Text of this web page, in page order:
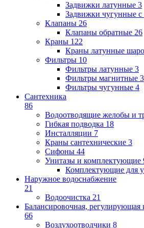
Задвижки латунные 3
Задвижки чугунные
Клапаны 26
Клапаны обратные 26
Краны 122
Краны латунные
Фильтры 10
Фильтры латунные 3
Фильтры магнитные 3
Фильтры чугунные 4
Сантехника
86
Водоотводящие желобы и
Гибкая подводка 18
Инсталляции 7
Краны сантехнические 3
Сифоны 44
Унитазы и комплектующие
Комплектующие для
Наружное водоснабжение
21
Водоочистка 21
Балансировочная, регулирующая
66
Воздухоотводчики 8